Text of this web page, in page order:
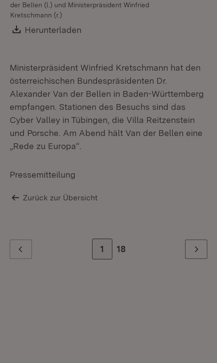
der Bellen (l.) und Ministerpräsident Winfried
Kretschmann (r.)
Download:
Herunterladen
Ministerpräsident Winfried Kretschmann hat den
österreichischen Bundespräsidenten Dr.
Alexander Van der Bellen in Baden-Württemberg
empfangen. Stationen des Besuchs sind das
Cyber Valley in Tübingen, die Villa Reitzenstein
und Porsche. Am Abend hält Van der Bellen eine
„Rede zu Europa“.
Pressemitteilung
Zurück zur Übersicht
Zur Seite
1 Zur letzten Seite
18 Weiter